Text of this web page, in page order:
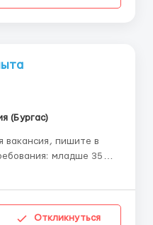
(Бургас)
вакансия, пишите в
Откликнуться